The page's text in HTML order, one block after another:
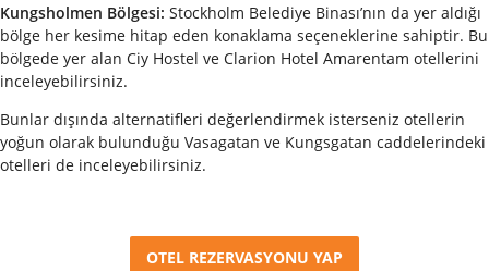
Kungsholmen Bölgesi: Stockholm Belediye Binası’nın da yer aldığı
bölge her kesime hitap eden konaklama seçeneklerine sahiptir. Bu
bölgede yer alan Ciy Hostel ve Clarion Hotel Amarentam otellerini
inceleyebilirsiniz.
Bunlar dışında alternatifleri değerlendirmek isterseniz otellerin
yoğun olarak bulunduğu Vasagatan ve Kungsgatan caddelerindeki
otelleri de inceleyebilirsiniz.
OTEL REZERVASYONU YAP